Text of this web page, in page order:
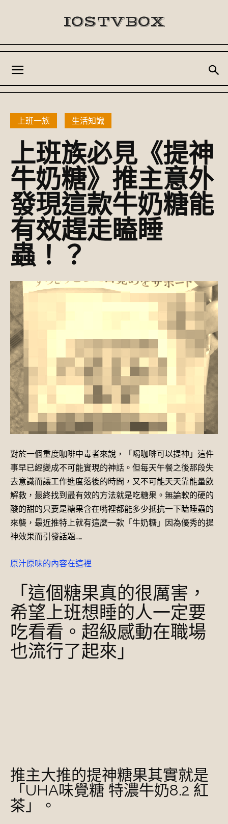
IOSTVBOX
上班一族 生活知識
上班族必見《提神
牛奶糖》推主意外
發現這款牛奶糖能
有效趕走瞌睡
蟲！？
對於一個重度咖啡中毒者來說，「喝咖啡可以提神」這件
事早已經變成不可能實現的神話。但每天午餐之後那段失
去意識而讓工作進度落後的時間，又不可能天天靠能量飲
解救，最終找到最有效的方法就是吃糖果。無論軟的硬的
酸的甜的只要是糖果含在嘴裡都能多少抵抗一下瞌睡蟲的
來襲，最近推特上就有這麼一款「牛奶糖」因為優秀的提
神效果而引發話題……
原汁原味的內容在這裡
「這個糖果真的很厲害，
希望上班想睡的人一定要
吃看看。超級感動在職場
也流行了起來」
推主大推的提神糖果其實就是
「UHA味覺糖 特濃牛奶8.2 紅
茶」。